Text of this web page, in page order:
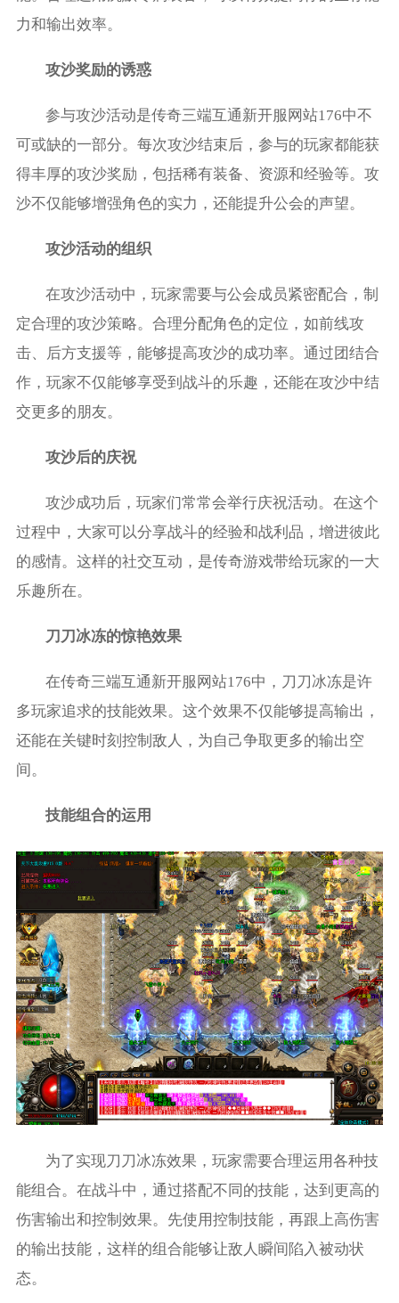
力和输出效率。
攻沙奖励的诱惑
参与攻沙活动是传奇三端互通新开服网站176中不
可或缺的一部分。每次攻沙结束后，参与的玩家都能获
得丰厚的攻沙奖励，包括稀有装备、资源和经验等。攻
沙不仅能够增强角色的实力，还能提升公会的声望。
攻沙活动的组织
在攻沙活动中，玩家需要与公会成员紧密配合，制
定合理的攻沙策略。合理分配角色的定位，如前线攻
击、后方支援等，能够提高攻沙的成功率。通过团结合
作，玩家不仅能够享受到战斗的乐趣，还能在攻沙中结
交更多的朋友。
攻沙后的庆祝
攻沙成功后，玩家们常常会举行庆祝活动。在这个
过程中，大家可以分享战斗的经验和战利品，增进彼此
的感情。这样的社交互动，是传奇游戏带给玩家的一大
乐趣所在。
刀刀冰冻的惊艳效果
在传奇三端互通新开服网站176中，刀刀冰冻是许
多玩家追求的技能效果。这个效果不仅能够提高输出，
还能在关键时刻控制敌人，为自己争取更多的输出空
间。
技能组合的运用
为了实现刀刀冰冻效果，玩家需要合理运用各种技
能组合。在战斗中，通过搭配不同的技能，达到更高的
伤害输出和控制效果。先使用控制技能，再跟上高伤害
的输出技能，这样的组合能够让敌人瞬间陷入被动状
态。